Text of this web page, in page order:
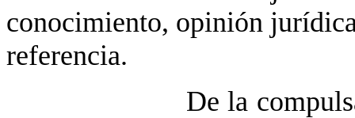
conocimiento, opinión
referencia.
De la